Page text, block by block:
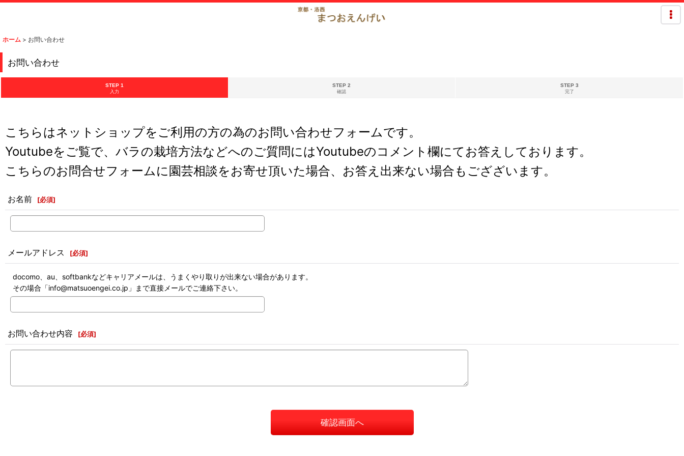
ホーム > お問い合わせ
お問い合わせ
STEP 1
入力
STEP 2
確認
STEP 3
完了
こちらはネットショップをご利用の方の為のお問い合わせフォームです。
Youtubeをご覧で、バラの栽培方法などへのご質問にはYoutubeのコメント欄にてお答えしております。
こちらのお問合せフォームに園芸相談をお寄せ頂いた場合、お答え出来ない場合もござざいます。
お名前 [必須]
メールアドレス [必須]
docomo、au、softbankなどキャリアメールは、うまくやり取りが出来ない場合があります。
その場合「info@matsuoengei.co.jp」まで直接メールでご連絡下さい。
お問い合わせ内容 [必須]
確認画面へ